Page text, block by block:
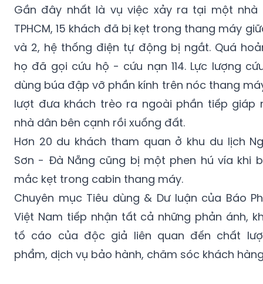
Gần đây nhất là vụ việc xảy ra tại một nhà
TPHCM, 15 khách đã bị kẹt trong thang máy
và 2, hệ thống điện tự động bị ngắt. Quá
họ đã gọi cứu hộ - cứu nạn 114. Lực lượng
dùng búa đập vỡ phần kính trên nóc thang
lượt đưa khách trèo ra ngoài phần tiếp giáp
nhà dân bên cạnh rồi xuống đất.
Hơn 20 du khách tham quan ở khu du lịch
Sơn - Đà Nẵng cũng bị một phen hú vía khi
mắc kẹt trong cabin thang máy.
Chuyên mục Tiêu dùng & Dư luận của Báo
Việt Nam tiếp nhận tất cả những phản ánh,
tố cáo của độc giả liên quan đến chất
phẩm, dịch vụ bảo hành, chăm sóc khách